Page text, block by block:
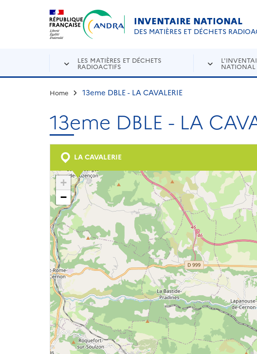
Aller au contenu principal
INVENTAIRE NATIONAL
DES MATIÈRES ET DÉCHETS
LES MATIÈRES ET DÉCHETS
RADIOACTIFS NATIONAL
Home 13eme DBLE - LA CAVALERIE
13eme DBLE - LA
LA CAVALERIE
+
−